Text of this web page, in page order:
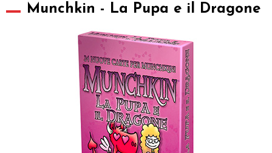
Home
Giochi di Ruolo
Fumetti & Romanzi
Giochi di Carte Collezionabili
Munchkin - La Pupa e il Dragone